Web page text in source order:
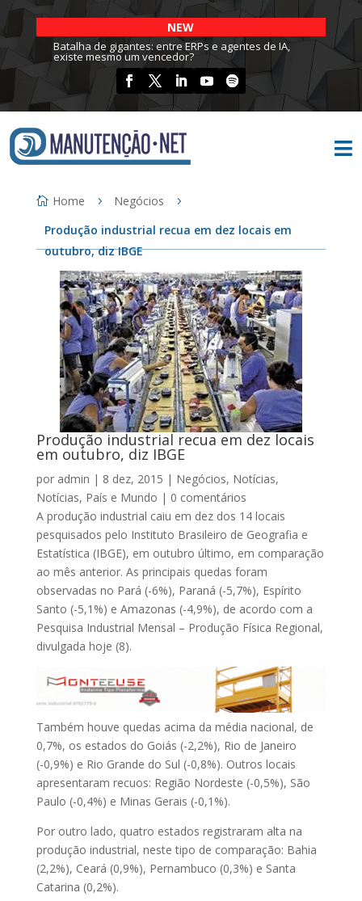
NEW
Batalha de gigantes: entre ERPs e agentes de IA,
existe mesmo um vencedor?

Home
Negócios
Produção industrial recua em dez locais em
outubro, diz IBGE
Produção industrial recua em dez locais
em outubro, diz IBGE
por admin | 8 dez, 2015 | Negócios, Notícias,
Notícias, País e Mundo | 0 comentários
A produção industrial caiu em dez dos 14 locais
pesquisados pelo Instituto Brasileiro de Geografia e
Estatística (IBGE), em outubro último, em comparação
ao mês anterior. As principais quedas foram
observadas no Pará (-6%), Paraná (-5,7%), Espírito
Santo (-5,1%) e Amazonas (-4,9%), de acordo com a
Pesquisa Industrial Mensal – Produção Física Regional,
divulgada hoje (8).
Também houve quedas acima da média nacional, de
0,7%, os estados do Goiás (-2,2%), Rio de Janeiro
(-0,9%) e Rio Grande do Sul (-0,8%). Outros locais
apresentaram recuos: Região Nordeste (-0,5%), São
Paulo (-0,4%) e Minas Gerais (-0,1%).
Por outro lado, quatro estados registraram alta na
produção industrial, neste tipo de comparação: Bahia
(2,2%), Ceará (0,9%), Pernambuco (0,3%) e Santa
Catarina (0,2%).